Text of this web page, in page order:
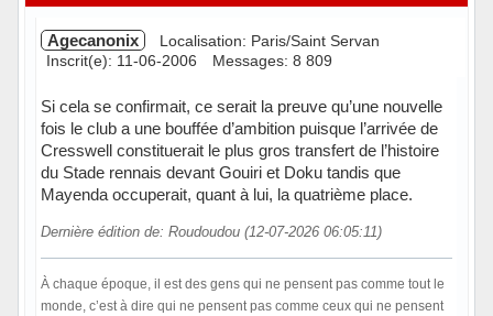
Agecanonix
Localisation: Paris/Saint Servan
Inscrit(e): 11-06-2006
Messages: 8 809
Si cela se confirmait, ce serait la preuve qu’une nouvelle
fois le club a une bouffée d’ambition puisque l’arrivée de
Cresswell constituerait le plus gros transfert de l’histoire
du Stade rennais devant Gouiri et Doku tandis que
Mayenda occuperait, quant à lui, la quatrième place.
Dernière édition de: Roudoudou (12-07-2026 06:05:11)
À chaque époque, il est des gens qui ne pensent pas comme tout le
monde, c’est à dire qui ne pensent pas comme ceux qui ne pensent